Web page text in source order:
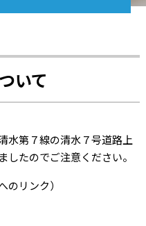
いて
水第７線の清水７号道路上
たのでご注意ください。
のリンク）